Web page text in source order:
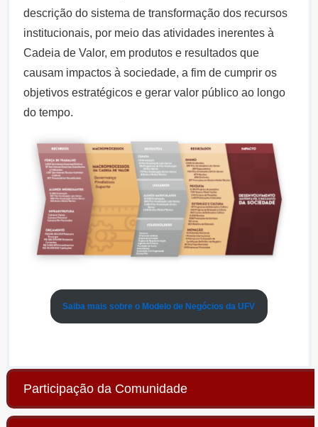
descrição do sistema de transformação dos recursos
institucionais, por meio das atividades inerentes à
Cadeia de Valor, em produtos e resultados que
causam impactos à sociedade, a fim de cumprir os
objetivos estratégicos e gerar valor público ao longo
do tempo.
Saiba mais sobre o Modelo de Negócios da UFV
Participação da Comunidade